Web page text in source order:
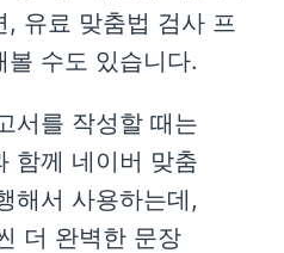
, 유료 맞춤법 검사 프
볼 수도 있습니다.
서를 작성할 때는
함께 네이버 맞춤
해서 사용하는데,
더 완벽한 문장